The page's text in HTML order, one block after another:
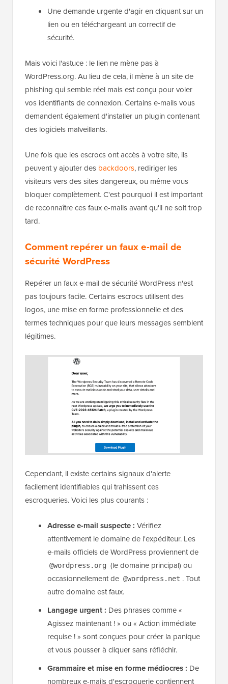
Une demande urgente d'agir en cliquant sur un
lien ou en téléchargeant un correctif de
sécurité.
Mais voici l'astuce : le lien ne mène pas à
WordPress.org. Au lieu de cela, il mène à un site de
phishing qui semble réel mais est conçu pour voler
vos identifiants de connexion. Certains e-mails vous
demandent également d'installer un plugin contenant
des logiciels malveillants.
Une fois que les escrocs ont accès à votre site, ils
peuvent y ajouter des backdoors, rediriger les
visiteurs vers des sites dangereux, ou même vous
bloquer complètement. C'est pourquoi il est important
de reconnaître ces faux e-mails avant qu'il ne soit trop
tard.
Comment repérer un faux e-mail de
sécurité WordPress
Repérer un faux e-mail de sécurité WordPress n'est
pas toujours facile. Certains escrocs utilisent des
logos, une mise en forme professionnelle et des
termes techniques pour que leurs messages semblent
légitimes.
Cependant, il existe certains signaux d'alerte
facilement identifiables qui trahissent ces
escroqueries. Voici les plus courants :
Adresse e-mail suspecte : Vérifiez
attentivement le domaine de l'expéditeur. Les
e-mails officiels de WordPress proviennent de
@wordpress.org (le domaine principal) ou
occasionnellement de @wordpress.net . Tout
autre domaine est faux.
Langage urgent : Des phrases comme «
Agissez maintenant ! » ou « Action immédiate
requise ! » sont conçues pour créer la panique
et vous pousser à cliquer sans réfléchir.
Grammaire et mise en forme médiocres : De
nombreux e-mails d'escroquerie contiennent